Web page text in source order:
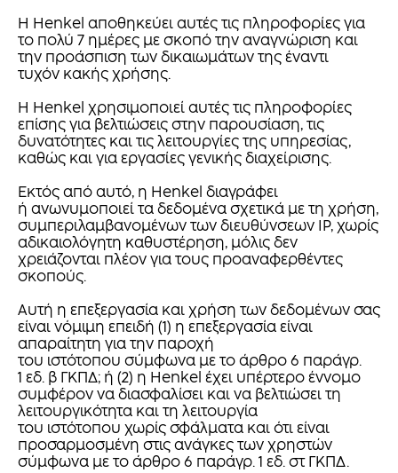
Η Henkel αποθηκεύει αυτές τις πληροφορίες για
το πολύ 7 ημέρες με σκοπό την αναγνώριση και
την προάσπιση των δικαιωμάτων της έναντι
τυχόν κακής χρήσης.
Η Henkel χρησιμοποιεί αυτές τις πληροφορίες
επίσης για βελτιώσεις στην παρουσίαση, τις
δυνατότητες και τις λειτουργίες της υπηρεσίας,
καθώς και για εργασίες γενικής διαχείρισης.
Εκτός από αυτό, η Henkel διαγράφει
ή ανωνυμοποιεί τα δεδομένα σχετικά με τη χρήση,
συμπεριλαμβανομένων των διευθύνσεων IP, χωρίς
αδικαιολόγητη καθυστέρηση, μόλις δεν
χρειάζονται πλέον για τους προαναφερθέντες
σκοπούς.
Αυτή η επεξεργασία και χρήση των δεδομένων σας
είναι νόμιμη επειδή (1) η επεξεργασία είναι
απαραίτητη για την παροχή
του ιστότοπου σύμφωνα με το άρθρο 6 παράγρ.
1 εδ. β ΓΚΠΔ; ή (2) η Henkel έχει υπέρτερο έννομο
συμφέρον να διασφαλίσει και να βελτιώσει τη
λειτουργικότητα και τη λειτουργία
του ιστότοπου χωρίς σφάλματα και ότι είναι
προσαρμοσμένη στις ανάγκες των χρηστών
σύμφωνα με το άρθρο 6 παράγρ. 1 εδ. στ ΓΚΠΔ.